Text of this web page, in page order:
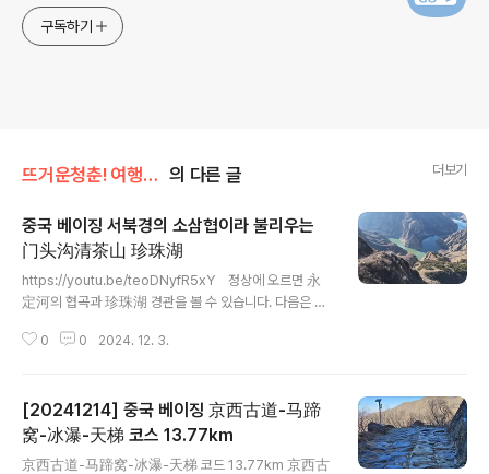
구독하기
뜨거운청춘! 여행의희열!! 트립투고!!! 히어위고!!!!/드론과 여행 의 다른 글 더보기
중국 베이징 서북경의 소삼협이라 불리우는
门头沟清茶山 珍珠湖
https://youtu.be/teoDNyfR5xY 정상에 오르면 永
定河의 협곡과 珍珠湖 경관을 볼 수 있습니다. 다음은 20
utube.com/watch?v=n2ma4wpxVA4 이 영상은 등
0 0 2024. 12. 3.
[20241214] 중국 베이징 京西古道-马蹄
窝-冰瀑-天梯 코스 13.77km
京西古道-马蹄窝-冰瀑-天梯 코드 13.77km 京西古